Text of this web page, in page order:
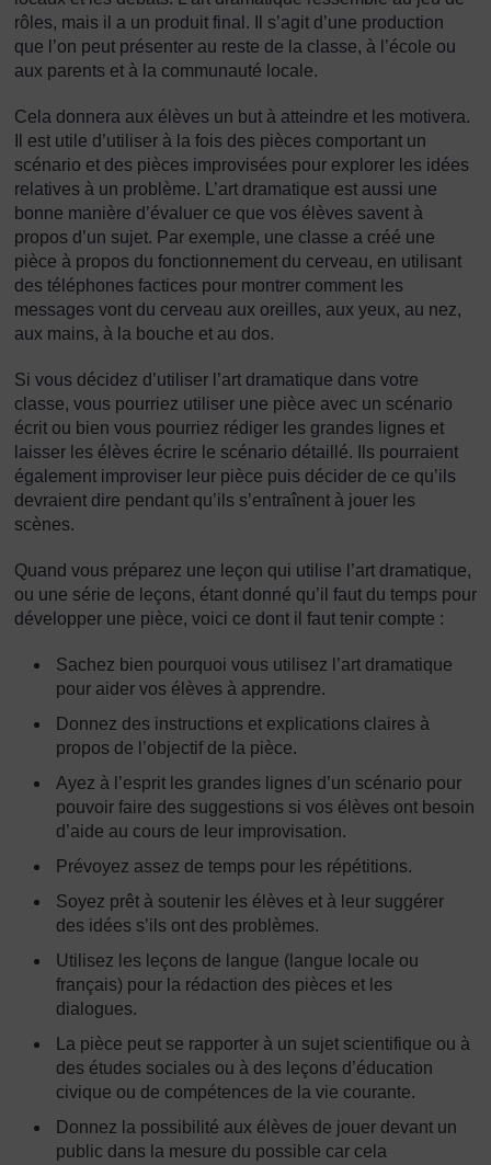
rôles, mais il a un produit final. Il s’agit d’une production
que l’on peut présenter au reste de la classe, à l’école ou
aux parents et à la communauté locale.
Cela donnera aux élèves un but à atteindre et les motivera.
Il est utile d’utiliser à la fois des pièces comportant un
scénario et des pièces improvisées pour explorer les idées
relatives à un problème. L’art dramatique est aussi une
bonne manière d’évaluer ce que vos élèves savent à
propos d’un sujet. Par exemple, une classe a créé une
pièce à propos du fonctionnement du cerveau, en utilisant
des téléphones factices pour montrer comment les
messages vont du cerveau aux oreilles, aux yeux, au nez,
aux mains, à la bouche et au dos.
Si vous décidez d’utiliser l’art dramatique dans votre
classe, vous pourriez utiliser une pièce avec un scénario
écrit ou bien vous pourriez rédiger les grandes lignes et
laisser les élèves écrire le scénario détaillé. Ils pourraient
également improviser leur pièce puis décider de ce qu’ils
devraient dire pendant qu’ils s’entraînent à jouer les
scènes.
Quand vous préparez une leçon qui utilise l’art dramatique,
ou une série de leçons, étant donné qu’il faut du temps pour
développer une pièce, voici ce dont il faut tenir compte :
Sachez bien pourquoi vous utilisez l’art dramatique
pour aider vos élèves à apprendre.
Donnez des instructions et explications claires à
propos de l’objectif de la pièce.
Ayez à l’esprit les grandes lignes d’un scénario pour
pouvoir faire des suggestions si vos élèves ont besoin
d’aide au cours de leur improvisation.
Prévoyez assez de temps pour les répétitions.
Soyez prêt à soutenir les élèves et à leur suggérer
des idées s’ils ont des problèmes.
Utilisez les leçons de langue (langue locale ou
français) pour la rédaction des pièces et les
dialogues.
La pièce peut se rapporter à un sujet scientifique ou à
des études sociales ou à des leçons d’éducation
civique ou de compétences de la vie courante.
Donnez la possibilité aux élèves de jouer devant un
public dans la mesure du possible car cela